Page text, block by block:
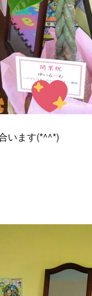
います(*^^*)